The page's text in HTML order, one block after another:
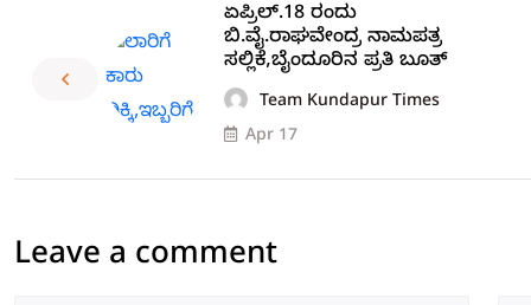
ಏಪ್ರಿಲ್.18 ರಂದು
ಬಿ.ವೈ.ರಾಘವೇಂದ್ರ ನಾಮಪತ್ರ
ಸಲ್ಲಿಕೆ,ಬೈಂದೂರಿನ ಪ್ರತಿ ಬೂತ್
Team Kundapur Times
Apr 17
Leave a comment